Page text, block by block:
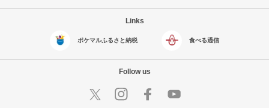
Links
ポケマルふるさと納税 食べる通信
Follow us